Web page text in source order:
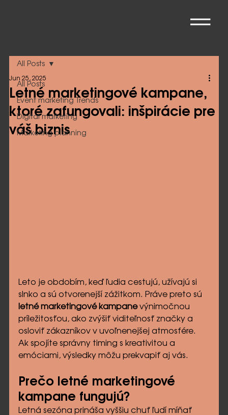
All Posts
Event marketing Trends
Digital marketing
Marketing planning
All Posts
Letné marketingové kampane,
ktoré zafungovali: inšpirácie pre
váš biznis
Jun 25, 2025
Leto je obdobím, keď ľudia cestujú, užívajú si
slnko a sú otvorenejší zážitkom. Práve preto sú
letné marketingové kampane výnimočnou
príležitosťou, ako zvýšiť viditeľnosť značky a
osloviť zákazníkov v uvoľnenejšej atmosfére.
Ak spojíte správny timing s kreativitou a
emóciami, výsledky môžu prekvapiť aj vás.
Prečo letné marketingové
kampane fungujú?
Letná sezóna prináša vyššiu chuť ľudí míňať